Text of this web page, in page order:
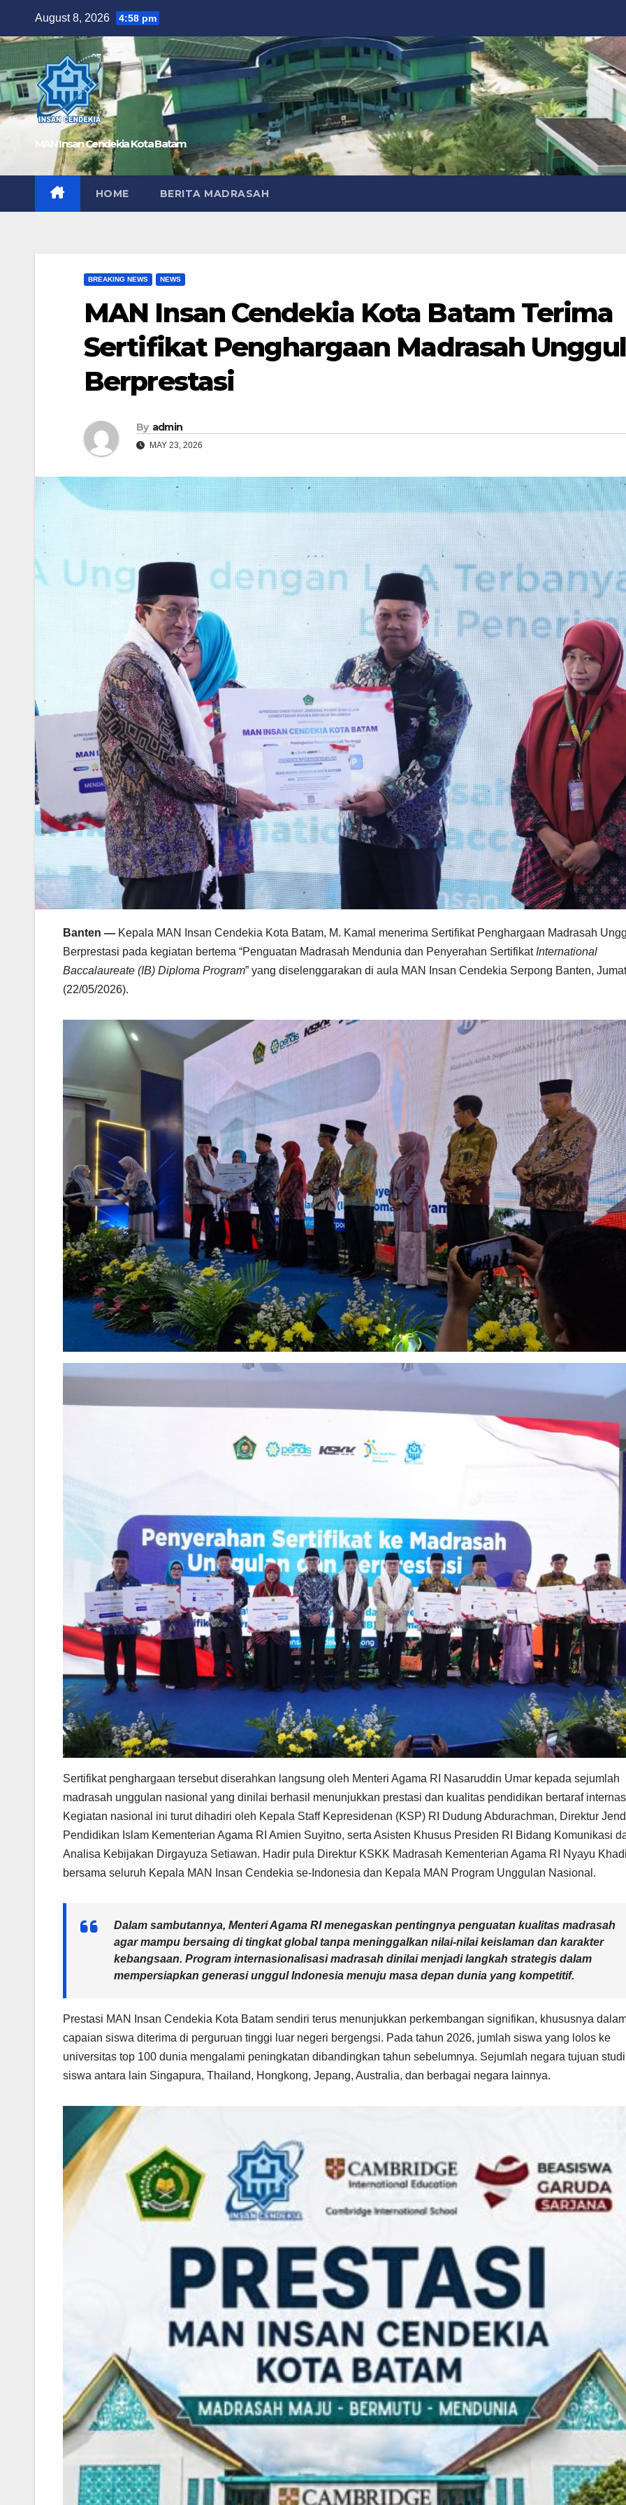
August 8, 2026 4:58 pm
MAN Insan Cendekia Kota Batam
HOME BERITA MADRASAH
BREAKING NEWS NEWS
MAN Insan Cendekia Kota Batam Terima
Sertifikat Penghargaan Madrasah Unggul
Berprestasi
By admin
MAY 23, 2026
Banten — Kepala MAN Insan Cendekia Kota Batam, M. Kamal menerima Sertifikat Penghargaan Madrasah
Berprestasi pada kegiatan bertema “Penguatan Madrasah Mendunia dan Penyerahan Sertifikat International
Baccalaureate (IB) Diploma Program” yang diselenggarakan di aula MAN Insan Cendekia Serpong Banten, Jumat
(22/05/2026).
Sertifikat penghargaan tersebut diserahkan langsung oleh Menteri Agama RI Nasaruddin Umar kepada sejumlah
madrasah unggulan nasional yang dinilai berhasil menunjukkan prestasi dan kualitas pendidikan bertaraf
Kegiatan nasional ini turut dihadiri oleh Kepala Staff Kepresidenan (KSP) RI Dudung Abdurachman, Direktur
Pendidikan Islam Kementerian Agama RI Amien Suyitno, serta Asisten Khusus Presiden RI Bidang Komunikasi
Analisa Kebijakan Dirgayuza Setiawan. Hadir pula Direktur KSKK Madrasah Kementerian Agama RI Nyayu
bersama seluruh Kepala MAN Insan Cendekia se-Indonesia dan Kepala MAN Program Unggulan Nasional.
Dalam sambutannya, Menteri Agama RI menegaskan pentingnya penguatan kualitas madrasah
agar mampu bersaing di tingkat global tanpa meninggalkan nilai-nilai keislaman dan karakter
kebangsaan. Program internasionalisasi madrasah dinilai menjadi langkah strategis dalam
mempersiapkan generasi unggul Indonesia menuju masa depan dunia yang kompetitif.
Prestasi MAN Insan Cendekia Kota Batam sendiri terus menunjukkan perkembangan signifikan, khususnya
capaian siswa diterima di perguruan tinggi luar negeri bergengsi. Pada tahun 2026, jumlah siswa yang lolos ke
universitas top 100 dunia mengalami peningkatan dibandingkan tahun sebelumnya. Sejumlah negara tujuan
siswa antara lain Singapura, Thailand, Hongkong, Jepang, Australia, dan berbagai negara lainnya.